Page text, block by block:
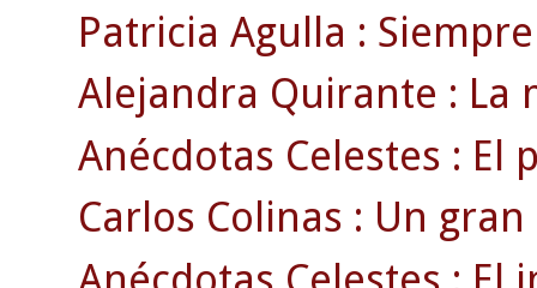
Patricia Agulla :
Alejandra Quirante : La
Anécdotas Celestes : El
Carlos Colinas : Un